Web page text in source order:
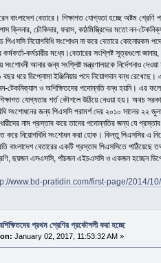
বাংলাদেশ বেতারে। শিক্ষাগত যোগ্যতা হচ্ছে অষ্টম
ক্লিনার, চৌকিদার, ফরাস, কাঠমিস্ত্রিদের মতো নন-
নিয়োগবিধি সংশোধন না করে বেতারে কোনোরকম
কর্মকর্তা-কর্মচারীর মধ্যে।বেতারের সংশ্লিষ্ট সূত্রগুলো
সংশোধনী আনার জন্য সংশ্লিষ্ট মন্ত্রণালয়কে নির্দেশনাও
বছর ধরে ডিপ্লোমা ইঞ্জিনিয়ার পদে নিয়োগদান বন্ধ
নন-টেকনিক্যাল ও অশিক্ষিতদের পদোন্নতি বন্ধ হয়নি। এর
যোগ্যতার শর্ত কৌশলে উঠিয়ে নেওয়া হয়। অথচ
সংশোধনের জন্য পিএসসি পরামর্শ দেয় ২০১০ সালের ২২
নাম প্রস্তাব করে তাদের পদোন্নতির জন্য যে
নিয়োগবিধি সংশোধন করা হোক। কিন্তু পিএসসির এ
বাংলাদেশ বেতারের একটি প্রস্তাব পিএসসিতে
ছয়জন এসএসসি, পাঁচজন এইচএসসি ও একজন হচ্ছেন
www.bd-pratidin.com/first-page/2014/
প্রথম শ্রেণির প্রকৌশলী করা হচ্ছে
January 02, 2017, 11:53:32 AM »